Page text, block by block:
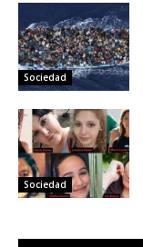
Sociedad
Sociedad